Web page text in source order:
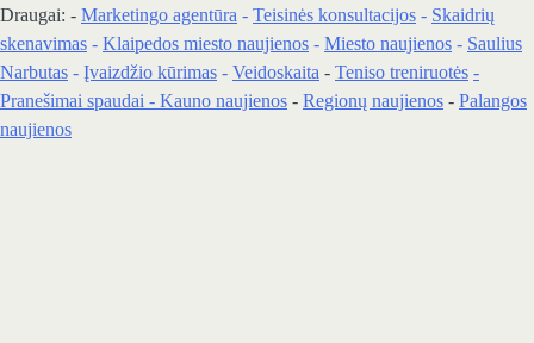
Draugai: - Marketingo agentūra - Teisinės konsultacijos - Skaidrių
skenavimas - Klaipedos miesto naujienos - Miesto naujienos - Saulius
Narbutas - Įvaizdžio kūrimas - Veidoskaita - Teniso treniruotės -
Pranešimai spaudai - Kauno naujienos - Regionų naujienos - Palangos
naujienos